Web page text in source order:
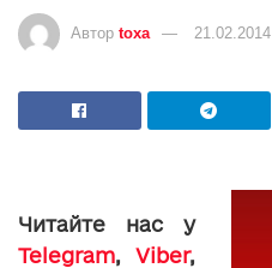
Автор toxa 21.02.2014
Читайте нас у
Telegram, Viber,